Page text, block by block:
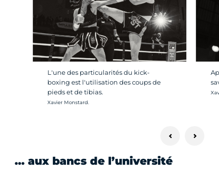
L'une des particularités du kick-
boxing est l'utilisation des coups de
pieds et de tibias.
Crédit photo :
Xavier Monstard.
… aux bancs de l’université